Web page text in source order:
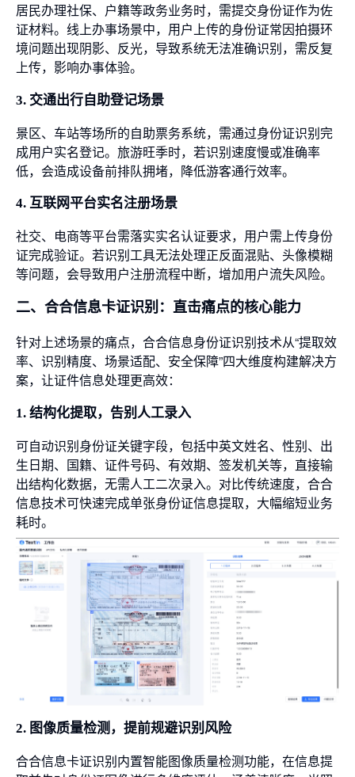
居民办理社保、户籍等政务业务时，需提交身份证作为佐
证材料。线上办事场景中，用户上传的身份证常因拍摄环
境问题出现阴影、反光，导致系统无法准确识别，需反复
上传，影响办事体验。
3. 交通出行自助登记场景
景区、车站等场所的自助票务系统，需通过身份证识别完
成用户实名登记。旅游旺季时，若识别速度慢或准确率
低，会造成设备前排队拥堵，降低游客通行效率。
4. 互联网平台实名注册场景
社交、电商等平台需落实实名认证要求，用户需上传身份
证完成验证。若识别工具无法处理正反面混贴、头像模糊
等问题，会导致用户注册流程中断，增加用户流失风险。
二、合合信息卡证识别：直击痛点的核心能力
针对上述场景的痛点，合合信息身份证识别技术从“提取效
率、识别精度、场景适配、安全保障”四大维度构建解决方
案，让证件信息处理更高效：
1. 结构化提取，告别人工录入
可自动识别身份证关键字段，包括中英文姓名、性别、出
生日期、国籍、证件号码、有效期、签发机关等，直接输
出结构化数据，无需人工二次录入。对比传统速度，合合
信息技术可快速完成单张身份证信息提取，大幅缩短业务
耗时。
2. 图像质量检测，提前规避识别风险
合合信息卡证识别内置智能图像质量检测功能，在信息提